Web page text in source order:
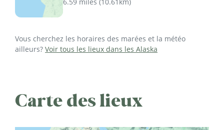
6.59 miles (10.61km)
Vous cherchez les horaires des marées et la météo
ailleurs? Voir tous les lieux dans les Alaska
Carte des lieux